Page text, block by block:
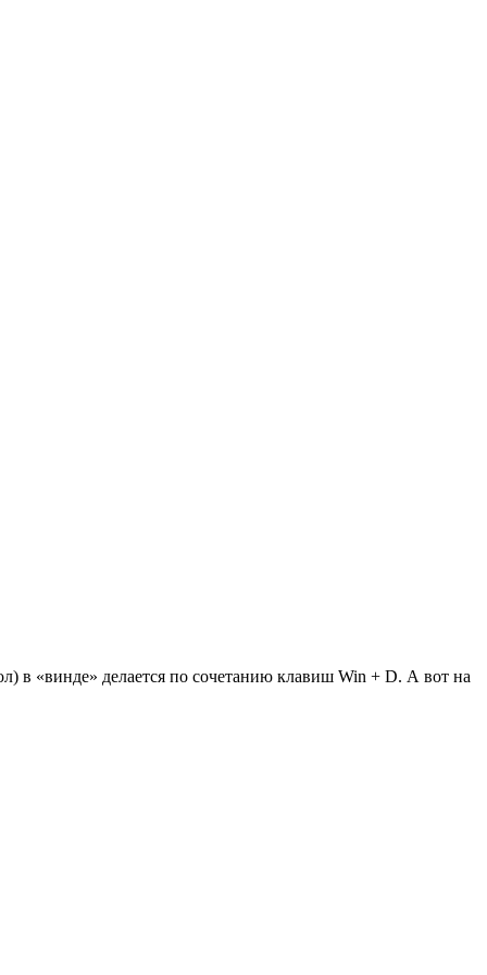
в «винде» делается по сочетанию клавиш Win + D. А вот на